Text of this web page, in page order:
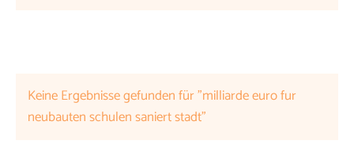
Keine Ergebnisse gefunden für "milliarde euro fur
neubauten schulen saniert stadt"